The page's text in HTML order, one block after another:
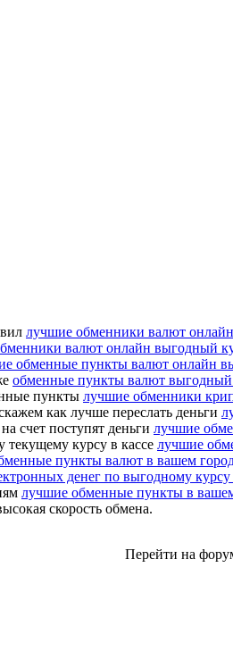
лучшие обменники валют онлайн
валют онлайн выгодный
обменные пункты валют онлайн
обменные пункты валют выгодный
пункты лучшие обменники
как лучше переслать деньги
счет поступят деньги лучшие
курсу в кассе лучшие
пункты валют в вашем
денег по выгодному курсу
лучшие обменные пункты в
скорость обмена.
Перейти на